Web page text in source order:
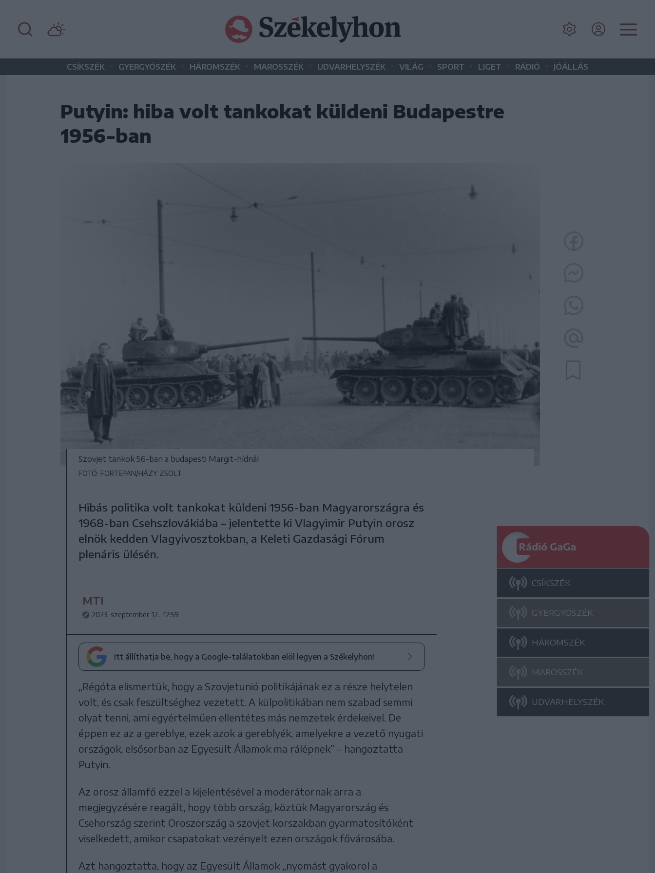
CSÍKSZÉK • GYERGYÓSZÉK • HÁROMSZÉK • MAROSSZÉK • UDVARHELYSZÉK • VILÁG • SPORT • LIGET • RÁDIÓ • JÓÁLLÁS
Putyin: hiba volt tankokat küldeni Budapestre
1956-ban
Szovjet tankok 56-ban a budapesti Margit-hídnál
FOTÓ: FORTEPAN/HÁZY ZSOLT
Hibás politika volt tankokat küldeni 1956-ban Magyarországra és
1968-ban Csehszlovákiába – jelentette ki Vlagyimir Putyin orosz
elnök kedden Vlagyivosztokban, a Keleti Gazdasági Fórum
plenáris ülésén.
MTI
2023. szeptember 12., 12:59
Itt állíthatja be, hogy a Google-találatokban elöl legyen a Székelyhon!
„Régóta elismertük, hogy a Szovjetunió politikájának ez a része helytelen
volt, és csak feszültséghez vezetett. A külpolitikában nem szabad semmi
olyat tenni, ami egyértelműen ellentétes más nemzetek érdekeivel. De
éppen ez az a gereblye, ezek azok a gereblyék, amelyekre a vezető nyugati
országok, elsősorban az Egyesült Államok ma rálépnek” – hangoztatta
Putyin.
Az orosz államfő ezzel a kijelentésével a moderátornak arra a
megjegyzésére reagált, hogy több ország, köztük Magyarország és
Csehország szerint Oroszország a szovjet korszakban gyarmatosítóként
viselkedett, amikor csapatokat vezényelt ezen országok fővárosába.
Azt hangoztatta, hogy az Egyesült Államok „nyomást gyakorol a
Rádió GaGa
CSÍKSZÉK
GYERGYÓSZÉK
HÁROMSZÉK
MAROSSZÉK
UDVARHELYSZÉK